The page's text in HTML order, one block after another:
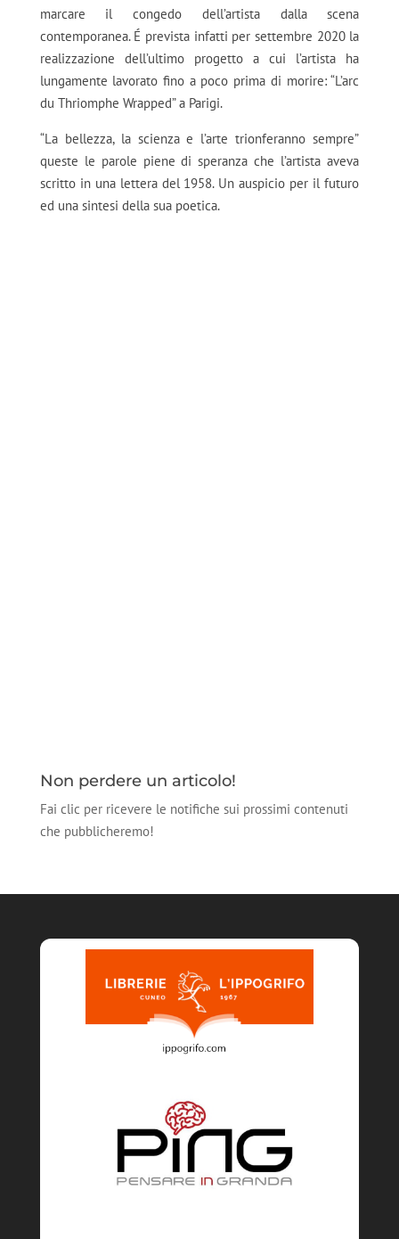
marcare il congedo dell’artista dalla scena
contemporanea. É prevista infatti per settembre 2020 la
realizzazione dell’ultimo progetto a cui l’artista ha
lungamente lavorato fino a poco prima di morire: “L’arc
du Thriomphe Wrapped” a Parigi.
“La bellezza, la scienza e l’arte trionferanno sempre”
queste le parole piene di speranza che l’artista aveva
scritto in una lettera del 1958. Un auspicio per il futuro
ed una sintesi della sua poetica.
Non perdere un articolo!
Fai clic per ricevere le notifiche sui prossimi contenuti
che pubblicheremo!